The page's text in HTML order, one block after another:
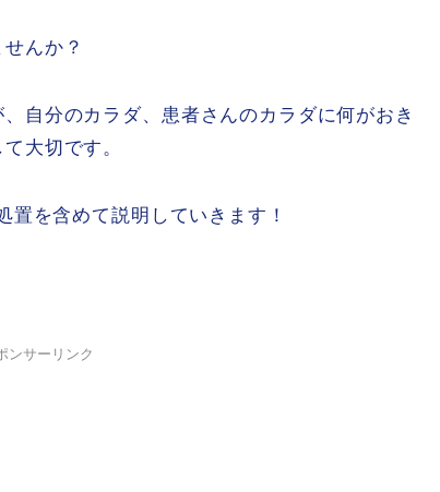
んか？
自分のカラダ、患者さんのカラダに何がおき
大切です。
置 を含めて説明していきます ！
ンサーリンク